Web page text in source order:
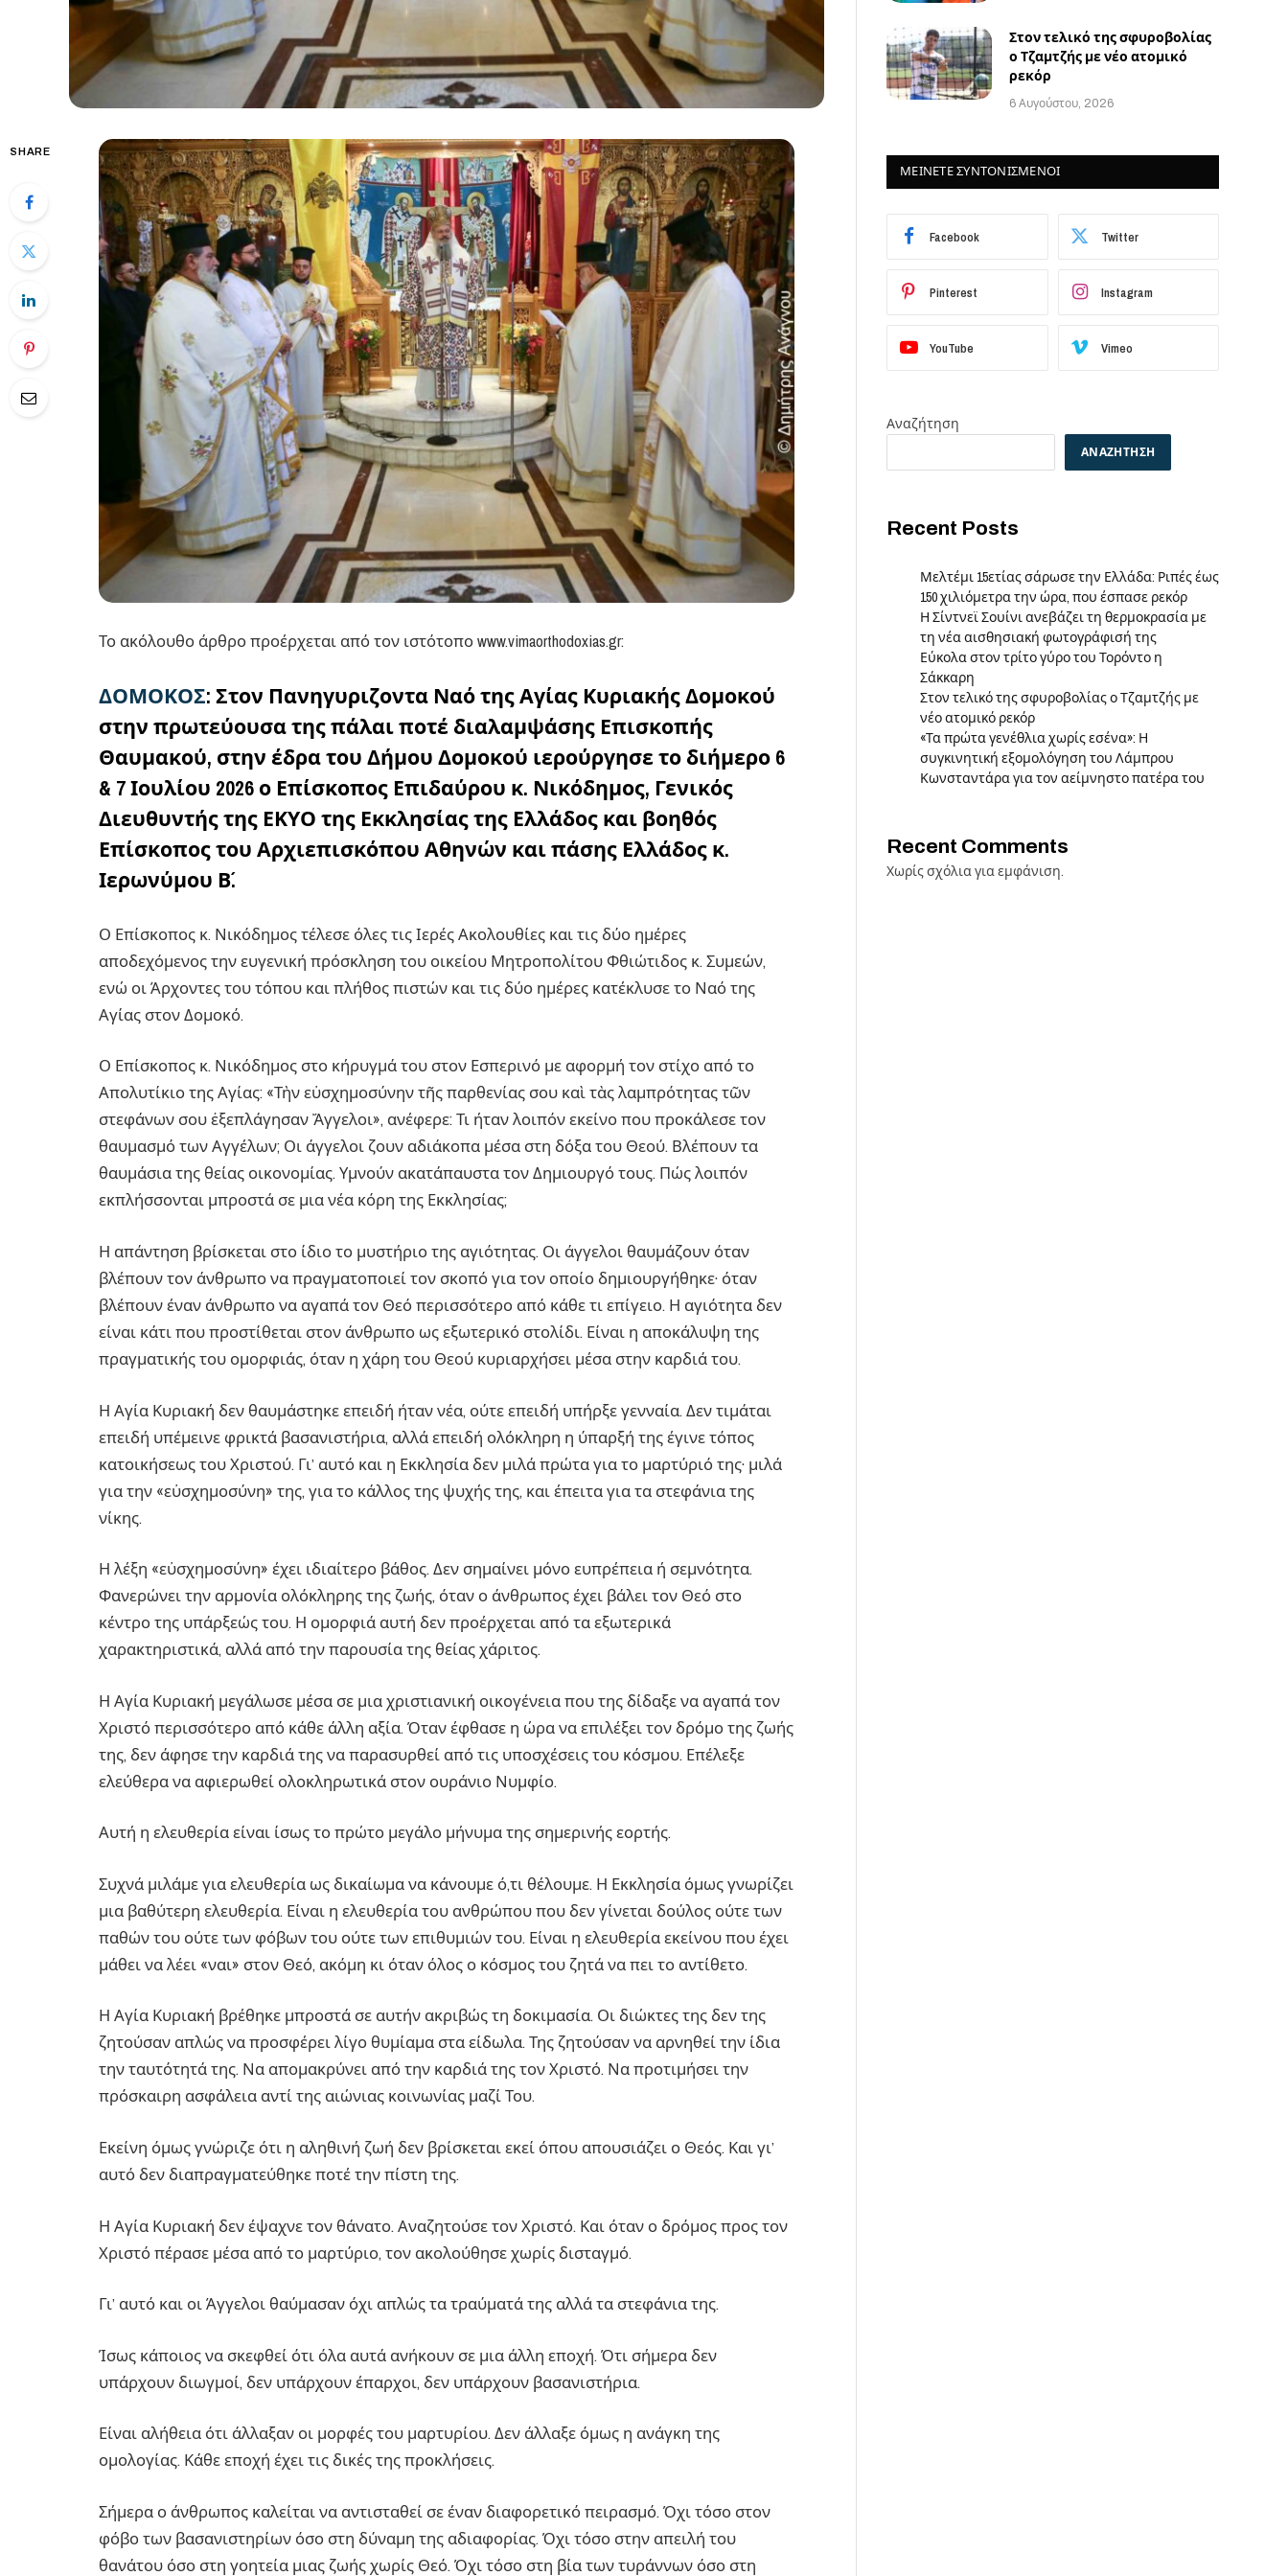
SHARE
Το ακόλουθο άρθρο προέρχεται από τον ιστότοπο www.vimaorthodoxias.gr:
ΔΟΜΟΚΟΣ: Στον Πανηγυριζοντα Ναό της Αγίας Κυριακής Δομοκού
στην πρωτεύουσα της πάλαι ποτέ διαλαμψάσης Επισκοπής
Θαυμακού, στην έδρα του Δήμου Δομοκού ιερούργησε το διήμερο 6
& 7 Ιουλίου 2026 ο Επίσκοπος Επιδαύρου κ. Νικόδημος, Γενικός
Διευθυντής της ΕΚΥΟ της Εκκλησίας της Ελλάδος και βοηθός
Επίσκοπος του Αρχιεπισκόπου Αθηνών και πάσης Ελλάδος κ.
Ιερωνύμου Β´.
Ο Επίσκοπος κ. Νικόδημος τέλεσε όλες τις Ιερές Ακολουθίες και τις δύο ημέρες
αποδεχόμενος την ευγενική πρόσκληση του οικείου Μητροπολίτου Φθιώτιδος κ. Συμεών,
ενώ οι Άρχοντες του τόπου και πλήθος πιστών και τις δύο ημέρες κατέκλυσε το Ναό της
Αγίας στον Δομοκό.
Ο Επίσκοπος κ. Νικόδημος στο κήρυγμά του στον Εσπερινό με αφορμή τον στίχο από το
Απολυτίκιο της Αγίας: «Τὴν εὐσχημοσύνην τῆς παρθενίας σου καὶ τὰς λαμπρότητας τῶν
στεφάνων σου ἐξεπλάγησαν Ἄγγελοι», ανέφερε: Τι ήταν λοιπόν εκείνο που προκάλεσε τον
θαυμασμό των Αγγέλων; Οι άγγελοι ζουν αδιάκοπα μέσα στη δόξα του Θεού. Βλέπουν τα
θαυμάσια της θείας οικονομίας. Υμνούν ακατάπαυστα τον Δημιουργό τους. Πώς λοιπόν
εκπλήσσονται μπροστά σε μια νέα κόρη της Εκκλησίας;
Η απάντηση βρίσκεται στο ίδιο το μυστήριο της αγιότητας. Οι άγγελοι θαυμάζουν όταν
βλέπουν τον άνθρωπο να πραγματοποιεί τον σκοπό για τον οποίο δημιουργήθηκε· όταν
βλέπουν έναν άνθρωπο να αγαπά τον Θεό περισσότερο από κάθε τι επίγειο. Η αγιότητα δεν
είναι κάτι που προστίθεται στον άνθρωπο ως εξωτερικό στολίδι. Είναι η αποκάλυψη της
πραγματικής του ομορφιάς, όταν η χάρη του Θεού κυριαρχήσει μέσα στην καρδιά του.
Η Αγία Κυριακή δεν θαυμάστηκε επειδή ήταν νέα, ούτε επειδή υπήρξε γενναία. Δεν τιμάται
επειδή υπέμεινε φρικτά βασανιστήρια, αλλά επειδή ολόκληρη η ύπαρξή της έγινε τόπος
κατοικήσεως του Χριστού. Γι’ αυτό και η Εκκλησία δεν μιλά πρώτα για το μαρτύριό της· μιλά
για την «εὐσχημοσύνη» της, για το κάλλος της ψυχής της, και έπειτα για τα στεφάνια της
νίκης.
Η λέξη «εὐσχημοσύνη» έχει ιδιαίτερο βάθος. Δεν σημαίνει μόνο ευπρέπεια ή σεμνότητα.
Φανερώνει την αρμονία ολόκληρης της ζωής, όταν ο άνθρωπος έχει βάλει τον Θεό στο
κέντρο της υπάρξεώς του. Η ομορφιά αυτή δεν προέρχεται από τα εξωτερικά
χαρακτηριστικά, αλλά από την παρουσία της θείας χάριτος.
Η Αγία Κυριακή μεγάλωσε μέσα σε μια χριστιανική οικογένεια που της δίδαξε να αγαπά τον
Χριστό περισσότερο από κάθε άλλη αξία. Όταν έφθασε η ώρα να επιλέξει τον δρόμο της ζωής
της, δεν άφησε την καρδιά της να παρασυρθεί από τις υποσχέσεις του κόσμου. Επέλεξε
ελεύθερα να αφιερωθεί ολοκληρωτικά στον ουράνιο Νυμφίο.
Αυτή η ελευθερία είναι ίσως το πρώτο μεγάλο μήνυμα της σημερινής εορτής.
Συχνά μιλάμε για ελευθερία ως δικαίωμα να κάνουμε ό,τι θέλουμε. Η Εκκλησία όμως γνωρίζει
μια βαθύτερη ελευθερία. Είναι η ελευθερία του ανθρώπου που δεν γίνεται δούλος ούτε των
παθών του ούτε των φόβων του ούτε των επιθυμιών του. Είναι η ελευθερία εκείνου που έχει
μάθει να λέει «ναι» στον Θεό, ακόμη κι όταν όλος ο κόσμος του ζητά να πει το αντίθετο.
Η Αγία Κυριακή βρέθηκε μπροστά σε αυτήν ακριβώς τη δοκιμασία. Οι διώκτες της δεν της
ζητούσαν απλώς να προσφέρει λίγο θυμίαμα στα είδωλα. Της ζητούσαν να αρνηθεί την ίδια
την ταυτότητά της. Να απομακρύνει από την καρδιά της τον Χριστό. Να προτιμήσει την
πρόσκαιρη ασφάλεια αντί της αιώνιας κοινωνίας μαζί Του.
Εκείνη όμως γνώριζε ότι η αληθινή ζωή δεν βρίσκεται εκεί όπου απουσιάζει ο Θεός. Και γι’
αυτό δεν διαπραγματεύθηκε ποτέ την πίστη της.
Η Αγία Κυριακή δεν έψαχνε τον θάνατο. Αναζητούσε τον Χριστό. Και όταν ο δρόμος προς τον
Χριστό πέρασε μέσα από το μαρτύριο, τον ακολούθησε χωρίς δισταγμό.
Γι’ αυτό και οι Άγγελοι θαύμασαν όχι απλώς τα τραύματά της αλλά τα στεφάνια της.
Ίσως κάποιος να σκεφθεί ότι όλα αυτά ανήκουν σε μια άλλη εποχή. Ότι σήμερα δεν
υπάρχουν διωγμοί, δεν υπάρχουν έπαρχοι, δεν υπάρχουν βασανιστήρια.
Είναι αλήθεια ότι άλλαξαν οι μορφές του μαρτυρίου. Δεν άλλαξε όμως η ανάγκη της
ομολογίας. Κάθε εποχή έχει τις δικές της προκλήσεις.
Σήμερα ο άνθρωπος καλείται να αντισταθεί σε έναν διαφορετικό πειρασμό. Όχι τόσο στον
φόβο των βασανιστηρίων όσο στη δύναμη της αδιαφορίας. Όχι τόσο στην απειλή του
θανάτου όσο στη γοητεία μιας ζωής χωρίς Θεό. Όχι τόσο στη βία των τυράννων όσο στη
Στον τελικό της σφυροβολίας
ο Τζαμτζής με νέο ατομικό
ρεκόρ
6 Αυγούστου, 2026
ΜΕΙΝΕΤΕ ΣΥΝΤΟΝΙΣΜΕΝΟΙ
Facebook Twitter
Pinterest Instagram
YouTube Vimeo
Αναζήτηση
ΑΝΑΖΉΤΗΣΗ
Recent Posts
Μελτέμι 15ετίας σάρωσε την Ελλάδα: Ριπές έως
150 χιλιόμετρα την ώρα, που έσπασε ρεκόρ
Η Σίντνεϊ Σουίνι ανεβάζει τη θερμοκρασία με
τη νέα αισθησιακή φωτογράφισή της
Εύκολα στον τρίτο γύρο του Τορόντο η
Σάκκαρη
Στον τελικό της σφυροβολίας ο Τζαμτζής με
νέο ατομικό ρεκόρ
«Τα πρώτα γενέθλια χωρίς εσένα»: Η
συγκινητική εξομολόγηση του Λάμπρου
Κωνσταντάρα για τον αείμνηστο πατέρα του
Recent Comments
Χωρίς σχόλια για εμφάνιση.